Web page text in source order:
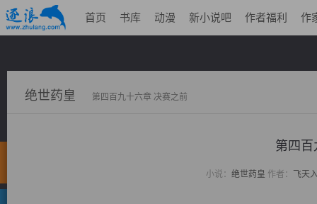
首页 书库 动漫 新小说吧 作者福利 作
绝世药皇 第四百九十六章 决赛之前
第四百
小说： 绝世药皇 作者： 飞天